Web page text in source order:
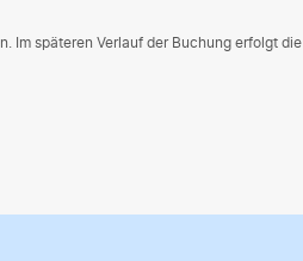
Im späteren Verlauf der Buchung erfolgt die